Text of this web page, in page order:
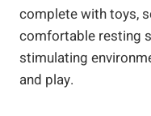
complete⁤ with toys,
comfortable resting
stimulating
and play.